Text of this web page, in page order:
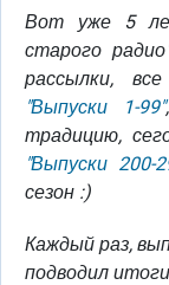
Вот уже 5
старого
рассылки,
"Выпуски 1-99"
традицию,
"Выпуски 200-
сезон :)
Каждый раз,
подводил